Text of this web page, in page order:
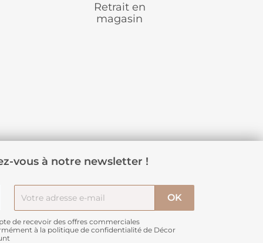
Retrait en
magasin
vous à notre newsletter !
de recevoir des offres commerciales
à la politique de confidentialité de Décor